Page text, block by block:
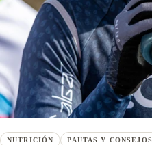
NUTRICIÓN PAUTAS Y CONSEJOS